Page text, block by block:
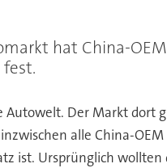
hat China-
Der Markt dort
alle China-
ist. Ursprünglich